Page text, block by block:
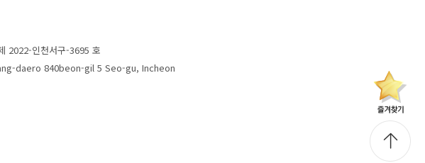
2022-인천서구-3695 호
daero 840beon-gil 5 Seo-gu, Incheon